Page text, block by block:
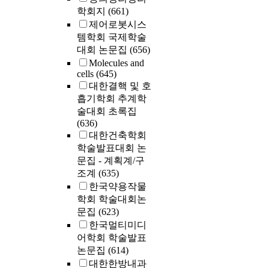
학회지 (661)
제어로봇시스
템학회 국제학술
대회 논문집 (656)
Molecules and
cells (645)
대한결핵 및 호
흡기학회 추계학
술대회 초록집
(636)
대한건축학회
학술발표대회 논
문집 - 계획계/구
조계 (635)
한국약용작물
학회 학술대회논
문집 (623)
한국멀티미디
어학회 학술발표
논문집 (614)
대한한방내과